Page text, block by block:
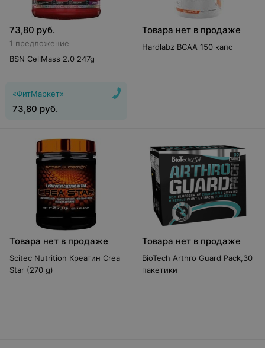
73,80 руб.
1 предложение
BSN CellMass 2.0 247g
«ФитМаркет»
73,80 руб.
Товара нет в продаже
Hardlabz BCAA 150 капс
Товара нет в продаже
Scitec Nutrition Креатин Crea
Star (270 g)
Товара нет в продаже
BioTech Arthro Guard Pack,30
пакетики